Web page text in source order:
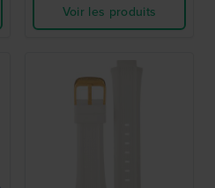
Voir les produits